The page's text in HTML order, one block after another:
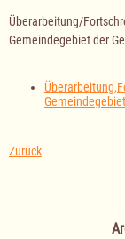
Überarbeitung/
Gemeindegebiet der
Zurück